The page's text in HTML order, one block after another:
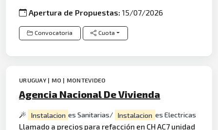
Apertura de Propuestas:15/07/2026
Convocatoria Cuota
URUGUAY | MO | MONTEVIDEO
Agencia Nacional De Vivienda
Instalacion es Sanitarias/ Instalacion es Electricas
Llamado a precios para refacción en CH AC7 unidad